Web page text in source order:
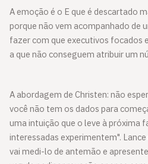
A emoção é o E que é descartado
porque não vem acompanhado de
fazer com que executivos focados
a que não conseguem atribuir um
A abordagem de Christen: não
você não tem os dados para
uma intuição que o leve à próxima
interessadas experimentem".
vai medi-lo de antemão e